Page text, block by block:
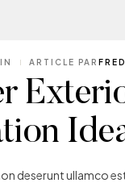
ARTICLE PAR
deserunt ullamco